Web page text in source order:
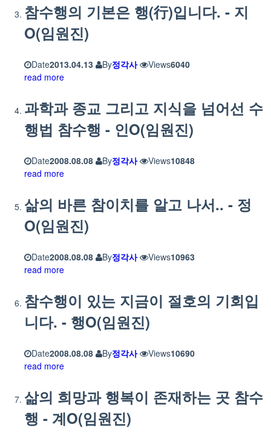
참수행의 기본은 행(行)입니다. - 지
O(임원진)
Date2013.04.13 By정각사 Views6040
read more
과학과 종교 그리고 지식을 넘어선 수
행법 참수행 - 인O(임원진)
Date2008.08.08 By정각사 Views10848
read more
삶의 바른 참이치를 알고 나서.. - 정
O(임원진)
Date2008.08.08 By정각사 Views10963
read more
참수행이 있는 지금이 절호의 기회입
니다. - 행O(임원진)
Date2008.08.08 By정각사 Views10690
read more
삶의 희망과 행복이 존재하는 곳 참수
행 - 계O(임원진)